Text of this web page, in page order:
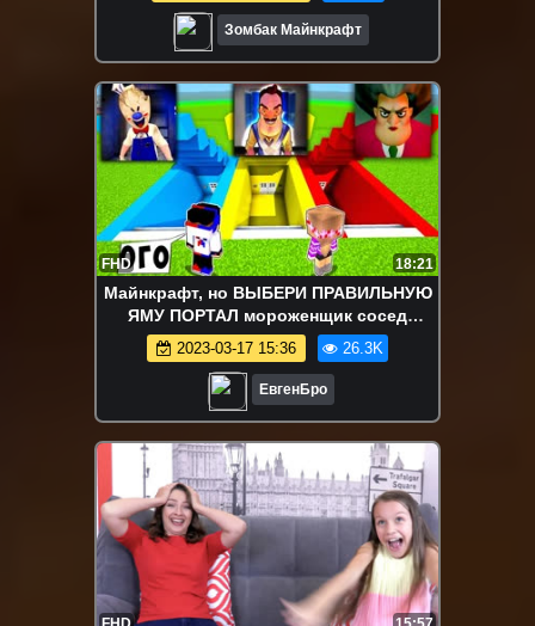
Зомбак Майнкрафт
FHD 18:21
Майнкрафт, но ВЫБЕРИ ПРАВИЛЬНУЮ
ЯМУ ПОРТАЛ мороженщик сосед
училка мисс ти девушка ВИДЕО
MINECRAFT
2023-03-17 15:36 26.3K
ЕвгенБро